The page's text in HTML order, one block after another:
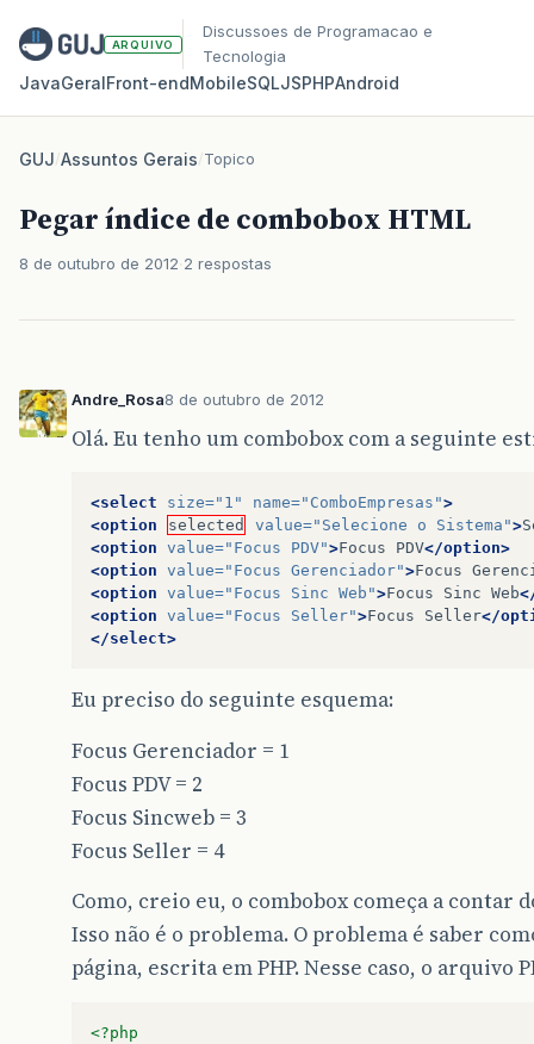
ARQUIVO
Discussoes de Programacao e
Tecnologia
JavaGeralFront‑endMobileSQLJSPHPAndroid
GUJ/Assuntos Gerais/Topico
Pegar índice de combobox HTML
8 de outubro de 2012 2 respostas
Andre_Rosa8 de outubro de 2012
Olá. Eu tenho um combobox com a seguinte
<select size="1" name="ComboEmpresas">
<option
selected value="Selecione o Sistema">
<option value="Focus PDV">Focus PDV</option>
<option value="Focus Gerenciador">Focus
<option value="Focus Sinc Web">Focus Sinc Web
<option value="Focus Seller">Focus Seller</
</select>
Eu preciso do seguinte esquema:
Focus Gerenciador = 1
Focus PDV = 2
Focus Sincweb = 3
Focus Seller = 4
Como, creio eu, o combobox começa a
Isso não é o problema. O problema é saber
página, escrita em PHP. Nesse caso, o arquivo
<?php